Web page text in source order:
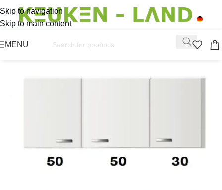
Skip to navigation
Skip to main content
MENU